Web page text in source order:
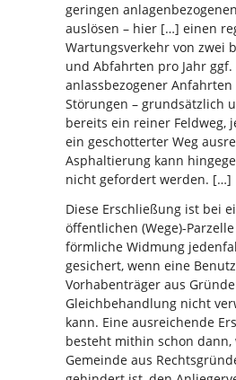
geringen
auslösen – hier […] einen
Wartungsverkehr von zwei
und Abfahrten pro Jahr
anlassbezogener Anfahrten
Störungen – grundsätzlich
bereits ein reiner Feldweg,
ein geschotterter Weg
Asphaltierung kann
nicht gefordert werden. […]
Diese Erschließung ist bei
öffentlichen (Wege)-
förmliche Widmung
gesichert, wenn eine
Vorhabenträger aus
Gleichbehandlung nicht
kann. Eine ausreichende
besteht mithin schon dann,
Gemeinde aus